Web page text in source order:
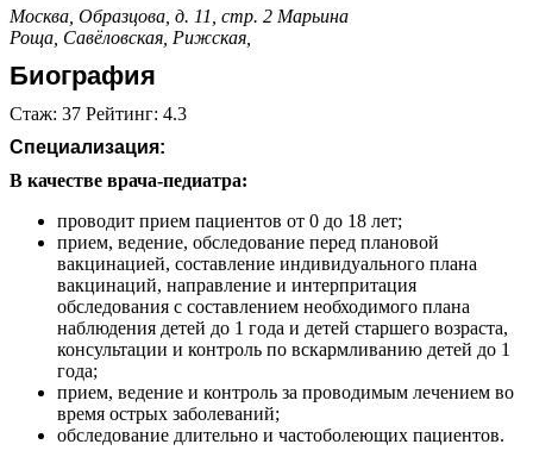
Москва, Образцова, д. 11, стр. 2 Марьина
Роща, Савёловская, Рижская,
Биография
Стаж: 37 Рейтинг: 4.3
Специализация:
В качестве врача-педиатра:
проводит прием пациентов от 0 до 18 лет;
прием, ведение, обследование перед плановой
вакцинацией, составление индивидуального плана
вакцинаций, направление и интерпритация
обследования с составлением необходимого плана
наблюдения детей до 1 года и детей старшего возраста,
консультации и контроль по вскармливанию детей до 1
года;
прием, ведение и контроль за проводимым лечением во
время острых заболеваний;
обследование длительно и частоболеющих пациентов.